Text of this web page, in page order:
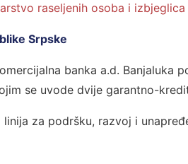
raseljenih osoba i izbjeglica
Srpske
banka a.d. Banjaluka
se uvode dvije garantno-
linija za podršku, razvoj i